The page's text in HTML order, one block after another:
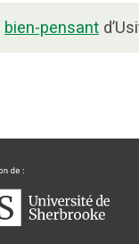
bien-pensant